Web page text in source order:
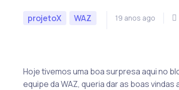
projetoX WAZ 19 anos ago
Hoje tivemos uma boa surpresa aqui no
equipe da WAZ, queria dar as boas